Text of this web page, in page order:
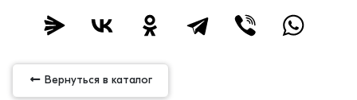
Вернуться в каталог